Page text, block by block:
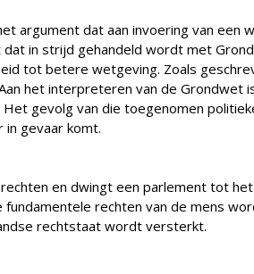
argument dat aan invoering van
in strijd gehandeld wordt met
tot betere wetgeving. Zoals
het interpreteren van de Grondwet
gevolg van die toegenomen
in gevaar komt.
en dwingt een parlement tot
rechten van de mens
rechtstaat wordt versterkt.